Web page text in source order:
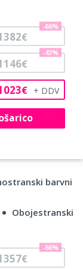
€
€
-43%
€
-66%
barvni
Obojestranski
€
-66%